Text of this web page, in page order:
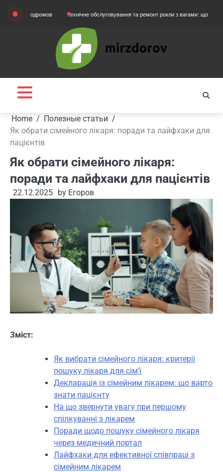
Технічне обслуговування та ремонт рокли з вагами: що потрібно знати
Home
Полезные статьи
Як обрати сімейного лікаря: поради та лайфхаки для
пацієнтів
Як обрати сімейного лікаря:
поради та лайфхаки для пацієнтів
22.12.2025 by Егоров
Зміст:
Як вибрати сімейного лікаря: критерії
пошуку лікаря для сім’ї
Декларація із сімейним лікарем: що варто
знати пацієнту
На що звернути увагу при першому
спілкуванні з лікарем
Поради щодо пошуку сімейного лікаря
через медичний портал
Лайфхаки для ефективної співпраці з
сімейним лікарем